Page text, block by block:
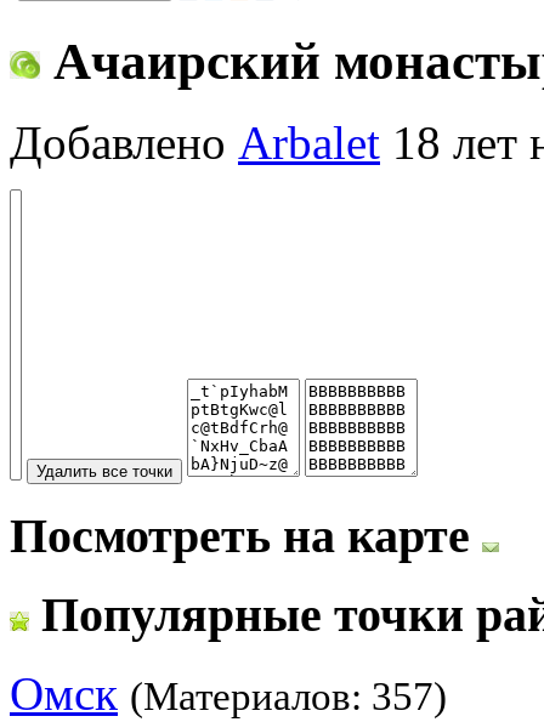
Ачаирский
Добавлено Arbalet 18 лет
Посмотреть на карте
Популярные точки
Омск (Материалов: 357)